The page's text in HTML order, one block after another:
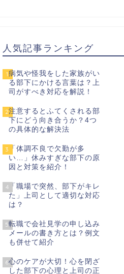
人気記事ランキング
1病気や怪我をした家族がい
る部下にかける言葉は？上
司がすべき対応を解説！
2注意するとふてくされる部
下にどう向き合うか？4つ
の具体的な解決法
3 「体調不良で欠勤が多
い…」休みすぎな部下の原
因と対策を紹介！
4「職場で突然、部下がキレ
た」上司として適切な対応
は？
5転職で会社見学の申し込み
メールの書き方とは？例文
も併せて紹介
6心のケアが大切！心を閉ざ
した部下の心理と上司の正